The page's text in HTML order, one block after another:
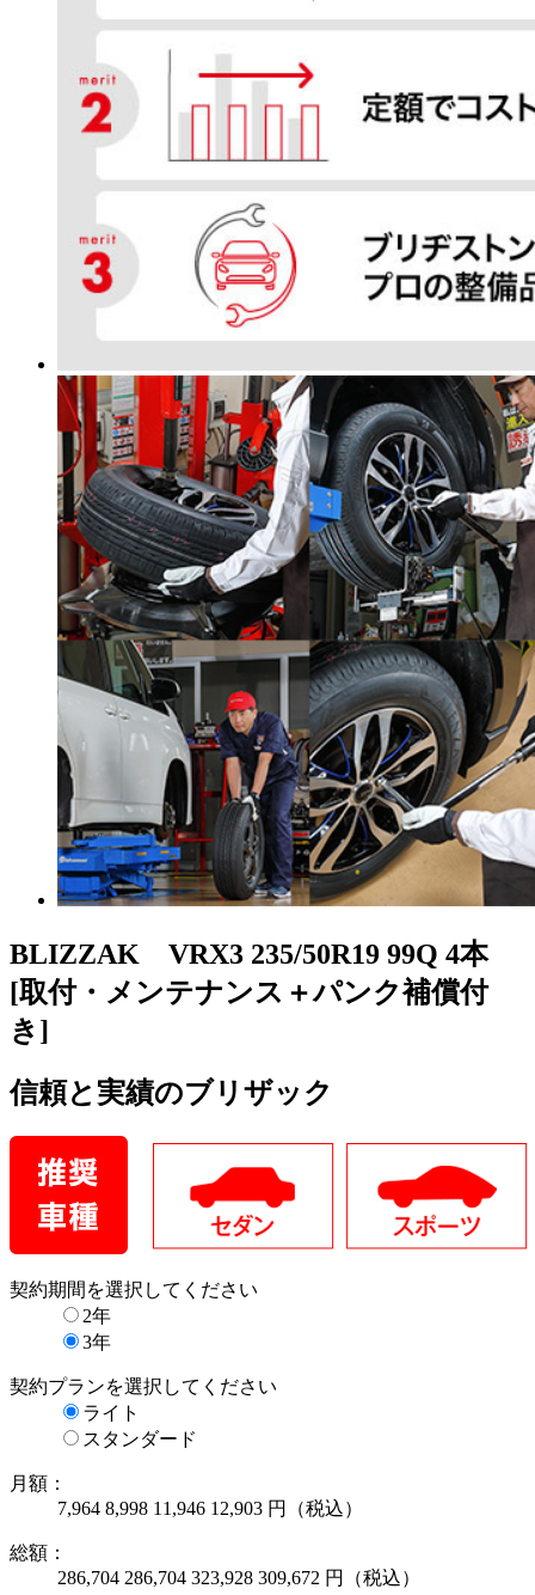
BLIZZAK VRX3 235/50R19 99Q 4本
[取付・メンテナンス＋パンク補償付
き]
信頼と実績のブリザック
契約期間 を選択してください
2年
3年
契約プランを選択してください
ライト
スタンダード
月額：
7,964 8,998 11,946 12,903 円（税込）
総額：
286,704 286,704 323,928 309,672 円（税込）